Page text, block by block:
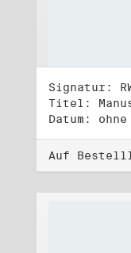
Signatur:
Datum: ohne
Auf